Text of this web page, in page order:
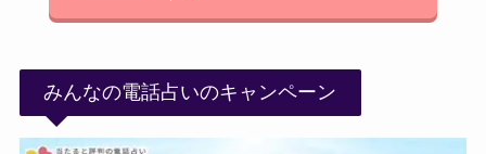
みんなの電話占いのキャンペーン